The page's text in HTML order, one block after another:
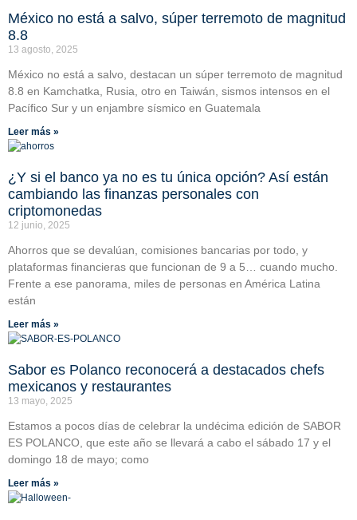
México no está a salvo, súper terremoto de magnitud
8.8
13 agosto, 2025
México no está a salvo, destacan un súper terremoto de magnitud
8.8 en Kamchatka, Rusia, otro en Taiwán, sismos intensos en el
Pacífico Sur y un enjambre sísmico en Guatemala
Leer más »
¿Y si el banco ya no es tu única opción? Así están
cambiando las finanzas personales con
criptomonedas
12 junio, 2025
Ahorros que se devalúan, comisiones bancarias por todo, y
plataformas financieras que funcionan de 9 a 5… cuando mucho.
Frente a ese panorama, miles de personas en América Latina
están
Leer más »
Sabor es Polanco reconocerá a destacados chefs
mexicanos y restaurantes
13 mayo, 2025
Estamos a pocos días de celebrar la undécima edición de SABOR
ES POLANCO, que este año se llevará a cabo el sábado 17 y el
domingo 18 de mayo; como
Leer más »